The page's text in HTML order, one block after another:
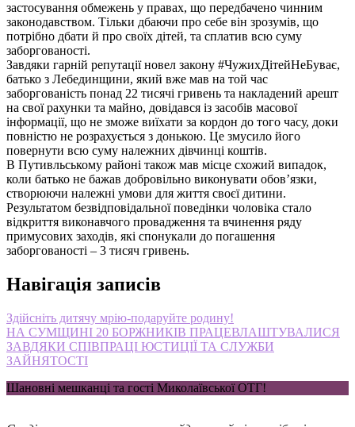
застосування обмежень у правах, що передбачено чинним
законодавством. Тільки дбаючи про себе він зрозумів, що
потрібно дбати й про своїх дітей, та сплатив всю суму
заборгованості.
Завдяки гарній репутації новел закону #ЧужихДітейНеБуває,
батько з Лебединщини, який вже мав на той час
заборгованість понад 22 тисячі гривень та накладений арешт
на свої рахунки та майно, довідався із засобів масової
інформації, що не зможе виїхати за кордон до того часу, доки
повністю не розрахується з донькою. Це змусило його
повернути всю суму належних дівчинці коштів.
В Путивльському районі також мав місце схожий випадок,
коли батько не бажав добровільно виконувати обов’язки,
створюючи належні умови для життя своєї дитини.
Результатом безвідповідальної поведінки чоловіка стало
відкриття виконавчого провадження та вчинення ряду
примусових заходів, які спонукали до погашення
заборгованості – 3 тисяч гривень.
Навігація записів
Здійсніть дитячу мрію-подаруйте родину!
НА СУМЩИНІ 20 БОРЖНИКІВ ПРАЦЕВЛАШТУВАЛИСЯ
ЗАВДЯКИ СПІВПРАЦІ ЮСТИЦІЇ ТА СЛУЖБИ
ЗАЙНЯТОСТІ
Шановні мешканці та гості Миколаївської ОТГ!